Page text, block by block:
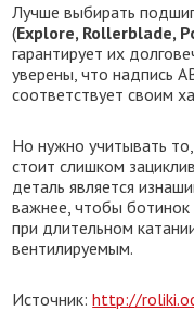
Лучше выбирать
(Explore, Rollerblade,
гарантирует их
уверены, что надпись
соответствует своим
Но нужно учитывать
стоит слишком
деталь является
важнее, чтобы
при длительном
вентилируемым.
Источник:http://